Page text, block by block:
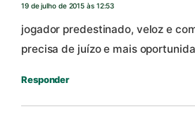
19 de julho de 2015 às 12:53
jogador predestinado, veloz e
precisa de juízo e mais
Responder